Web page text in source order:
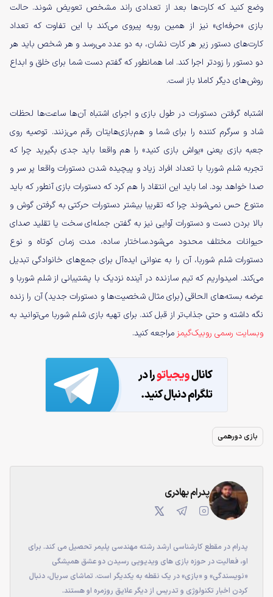
وضع کنید که کارت‌ها بعد از تعدادی راند مشخص تعویض شوند. حالت
بازی «حرفه‌ای» نیز از همین رویه پیروی می‌کند با این تفاوت که تعداد
کارت‌های دستور زیر هر کارت نشان، به دو عدد می‌رسد و هر شخص باید هر
دو دستور را زودتر اجرا کند. اما همانطور که گفتم دست شما برای خلق و ابداع
روش‌های دیگر کاملا باز است.
اشتباه گرفتن دستورات در طول بازی و اجرای اشتباه آن‌ها ساعت‌ها لحظات
شاد و سرگرم کننده را برای شما و هم‌بازی‌هایتان رقم می‌زنند. توصیه روی
جعبه بازی یعنی «یواش بازی کنید» را هم واقعا باید جدی بگیرید چرا که
تجربه شلم شوربا با تعداد افراد زیاد و پیچیده شدن دستورات واقعا پر سر و
صدا خواهد بود. اما باید این انتقاد را هم کرد که دستورات بازی آنطور که باید
متنوع حس نمی‌شوند چرا که تقریبا بیشتر دستورات حرکتی به گرفتن گوش و
بالا بردن دست و دستورات آوایی نیز به گفتن جمله‌ای سخت یا تقلید صدای
حیوانات مختلف محدود می‌شود.ساختار ساده، مدت زمان کوتاه و نوع
دستورات شلم شوربا، آن را به عنوانی ایده‌آل برای جمع‌های خانوادگی تبدیل
می‌کند. امیدواریم که تیم سازنده در آینده نزدیک با پشتیبانی از شلم شوربا و
عرضه بسته‌های الحاقی (برای مثال شخصیت‌ها و دستورات جدید) آن را زنده
نگه داشته و حتی جذاب‌تر از قبل کند. برای تهیه بازی شلم شوربا می‌توانید به
وبسایت رسمی روبیک‌گیمز مراجعه کنید.
بازی دورهمی
پدرام بهادری
پدرام در مقطع کارشناسی ارشد رشته مهندسی پلیمر تحصیل می کند. برای
او، فعالیت در حوزه بازی های ویدیویی رسیدن دو عشق همیشگی
«نویسندگی» و «بازی» در یک نقطه به یکدیگر است. تماشای سریال، دنبال
کردن اخبار تکنولوژی و تدریس از دیگر علایق روزمره او هستند.